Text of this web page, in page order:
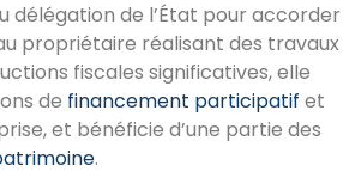
délégation de l’État pour accorder
propriétaire réalisant des travaux
fiscales significatives, elle
de financement participatif et
et bénéficie d’une partie des
.